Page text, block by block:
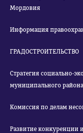
Мордовия
Информация
ГРАДОСТРОИТЕЛЬСТВО
Стратегия социально-
муниципального
Комиссия по делам
Развитие конкуренции